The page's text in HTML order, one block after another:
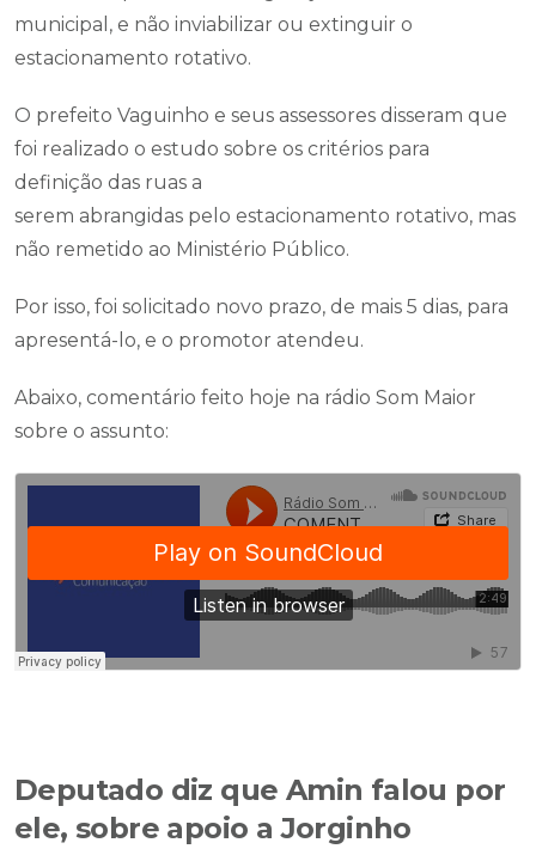
municipal, e não inviabilizar ou extinguir o
estacionamento rotativo.
O prefeito Vaguinho e seus assessores disseram que
foi realizado o estudo sobre os critérios para
definição das ruas a
serem abrangidas pelo estacionamento rotativo, mas
não remetido ao Ministério Público.
Por isso, foi solicitado novo prazo, de mais 5 dias, para
apresentá-lo, e o promotor atendeu.
Abaixo, comentário feito hoje na rádio Som Maior
sobre o assunto:
Deputado diz que Amin falou por
ele, sobre apoio a Jorginho